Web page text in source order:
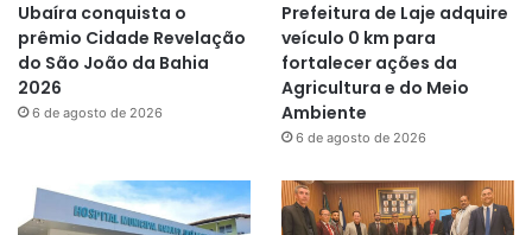
Ubaíra conquista o
prêmio Cidade Revelação
do São João da Bahia
2026
6 de agosto de 2026
Prefeitura de Laje adquire
veículo 0 km para
fortalecer ações da
Agricultura e do Meio
Ambiente
6 de agosto de 2026